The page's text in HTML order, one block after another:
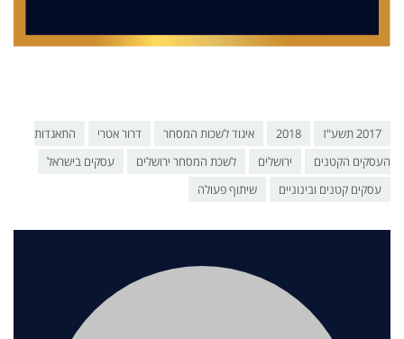
2017 תשע"ז 2018 איגוד לשכות המסחר דרור אטרי
התאגדות
העסקים הקטנים
ירושלים לשכת המסחר ירושלים
עסקים בישראל
עסקים קטנים ובינוניים
שיתוף פעולה